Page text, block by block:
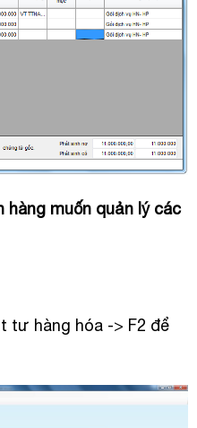
hàng muốn quản lý các
tư hàng hóa -> F2 để